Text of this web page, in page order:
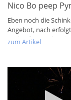
Nico Bo peep
Eben noch die
Angebot, nach
Verkauf nun schon
zum Artikel